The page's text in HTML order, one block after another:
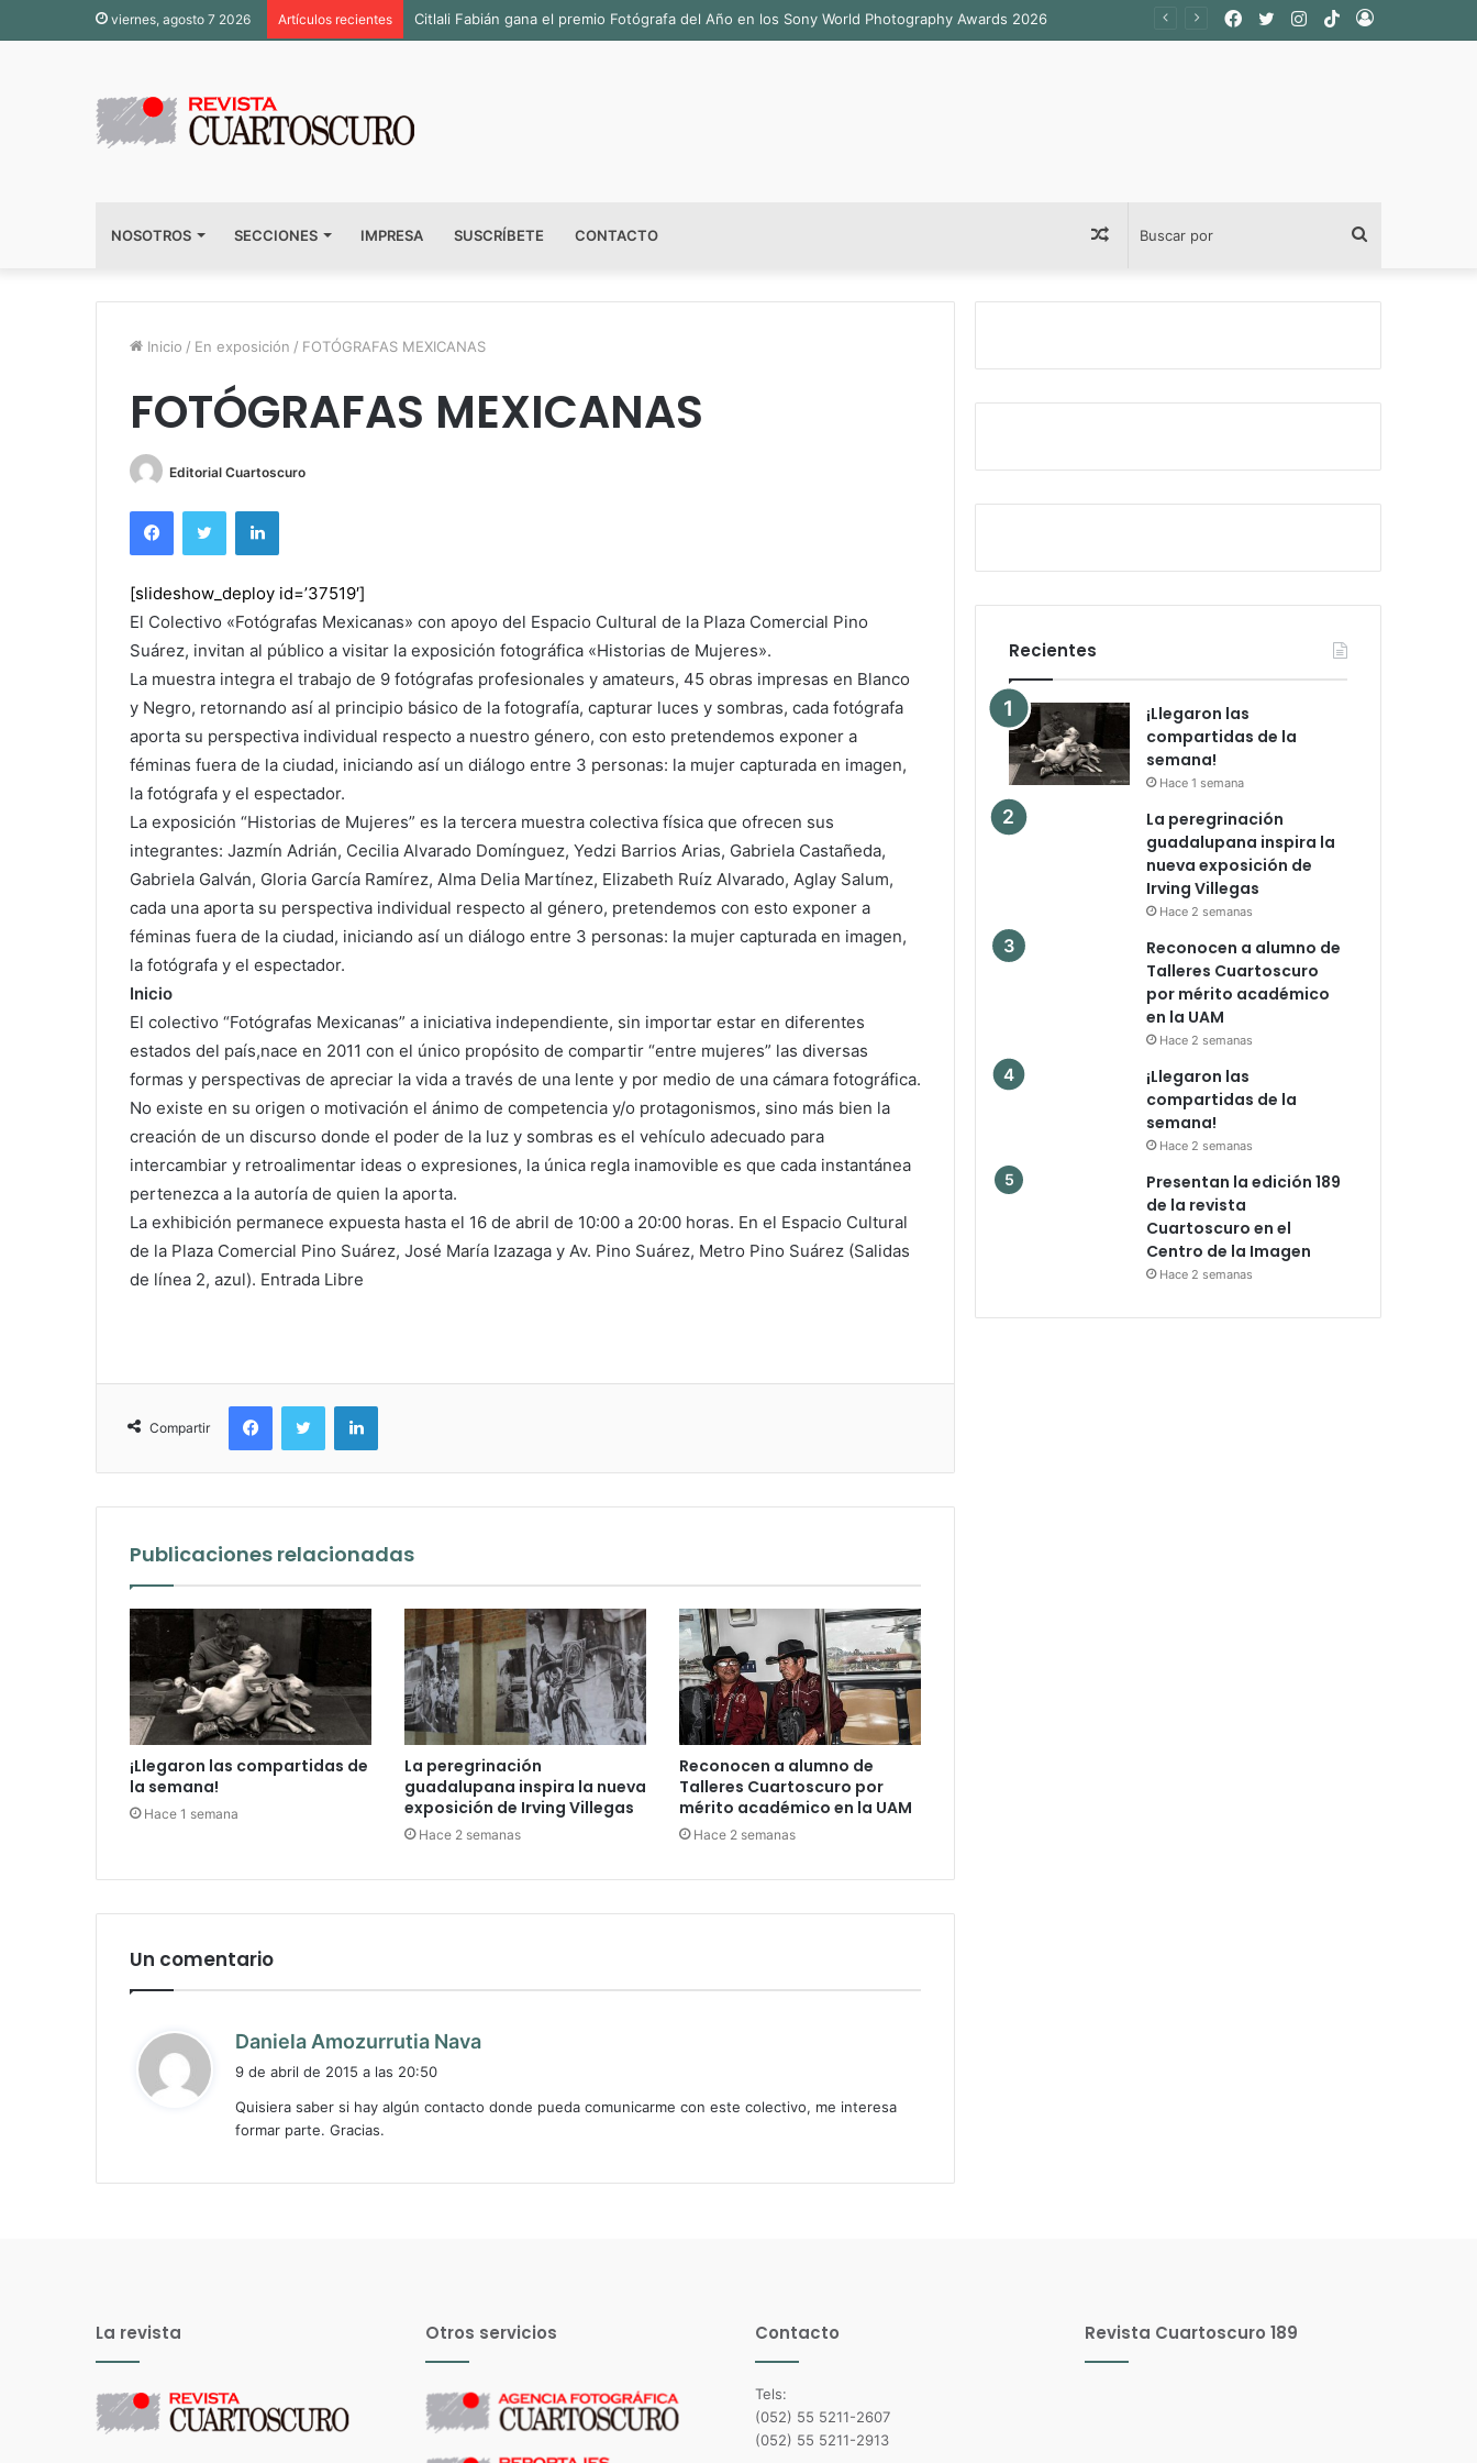
viernes, agosto 7 2026 Artículos recientes Inauguran sala permanente «Pedro Valtierra» en la Fototeca de Zacatecas Acceso
TikTok
Instagram
Twitter
Facebook
NOSOTROS SECCIONES IMPRESA SUSCRÍBETE CONTACTO
por
Publicación
al
azar
Inicio / En exposición / FOTÓGRAFAS MEXICANAS
FOTÓGRAFAS MEXICANAS
Editorial Cuartoscuro
FacebookTwitter LinkedIn
[slideshow_deploy id=’37519′]
El Colectivo «Fotógrafas Mexicanas» con apoyo del Espacio Cultural de la Plaza Comercial Pino
Suárez, invitan al público a visitar la exposición fotográfica «Historias de Mujeres».
La muestra integra el trabajo de 9 fotógrafas profesionales y amateurs, 45 obras impresas en Blanco
y Negro, retornando así al principio básico de la fotografía, capturar luces y sombras, cada fotógrafa
aporta su perspectiva individual respecto a nuestro género, con esto pretendemos exponer a
féminas fuera de la ciudad, iniciando así un diálogo entre 3 personas: la mujer capturada en imagen,
la fotógrafa y el espectador.
La exposición “Historias de Mujeres” es la tercera muestra colectiva física que ofrecen sus
integrantes: Jazmín Adrián, Cecilia Alvarado Domínguez, Yedzi Barrios Arias, Gabriela Castañeda,
Gabriela Galván, Gloria García Ramírez, Alma Delia Martínez, Elizabeth Ruíz Alvarado, Aglay Salum,
cada una aporta su perspectiva individual respecto al género, pretendemos con esto exponer a
féminas fuera de la ciudad, iniciando así un diálogo entre 3 personas: la mujer capturada en imagen,
la fotógrafa y el espectador.
Inicio
El colectivo “Fotógrafas Mexicanas” a iniciativa independiente, sin importar estar en diferentes
estados del país,nace en 2011 con el único propósito de compartir “entre mujeres” las diversas
formas y perspectivas de apreciar la vida a través de una lente y por medio de una cámara fotográfica.
No existe en su origen o motivación el ánimo de competencia y/o protagonismos, sino más bien la
creación de un discurso donde el poder de la luz y sombras es el vehículo adecuado para
intercambiar y retroalimentar ideas o expresiones, la única regla inamovible es que cada instantánea
pertenezca a la autoría de quien la aporta.
La exhibición permanece expuesta hasta el 16 de abril de 10:00 a 20:00 horas. En el Espacio Cultural
de la Plaza Comercial Pino Suárez, José María Izazaga y Av. Pino Suárez, Metro Pino Suárez (Salidas
de línea 2, azul). Entrada Libre
Compartir
FacebookTwitter LinkedIn
Publicaciones relacionadas
¡Llegaron las compartidas de
la semana!
Hace 1 semana
La peregrinación
guadalupana inspira la nueva
exposición de Irving Villegas
Hace 2 semanas
Reconocen a alumno de
Talleres Cuartoscuro por
mérito académico en la UAM
Hace 2 semanas
Un comentario
Daniela Amozurrutia Nava
e
9 de abril de 2015 a las 20:50
Quisiera saber si hay algún contacto donde pueda comunicarme con este colectivo, me interesa
formar parte. Gracias.
Recientes
¡Llegaron las
compartidas de la
semana!
Hace 1 semana
La peregrinación
guadalupana inspira la
nueva exposición de
Irving Villegas
Hace 2 semanas
Reconocen a alumno de
Talleres Cuartoscuro
por mérito académico
en la UAM
Hace 2 semanas
¡Llegaron las
compartidas de la
semana!
Hace 2 semanas
Presentan la edición 189
de la revista
Cuartoscuro en el
Centro de la Imagen
Hace 2 semanas
La revista Otros servicios Contacto
Tels:
(052) 55 5211-2607
(052) 55 5211-2913
Revista Cuartoscuro 189